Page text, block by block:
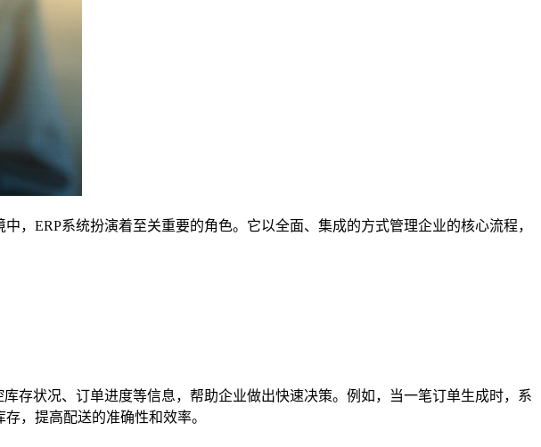
，ERP系统扮演着至关重要的角色。它以全面、集成的方式管理企业的核心流程，
存状况、订单进度等信息，帮助企业做出快速决策。例如，当一笔订单生成时，系
，提高配送的准确性和效率。